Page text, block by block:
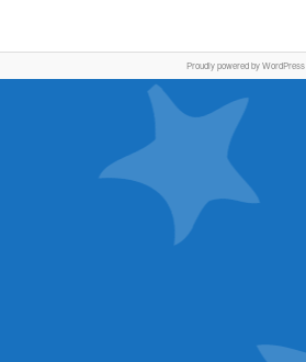
Proudly powered by WordPress